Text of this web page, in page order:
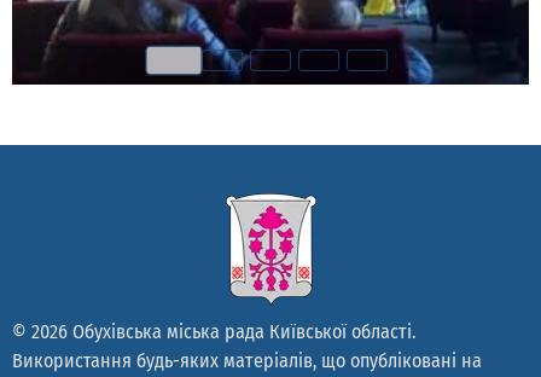
© 2026 Обухівська міська рада Київської області.
Використання будь-яких матеріалів, що опубліковані на